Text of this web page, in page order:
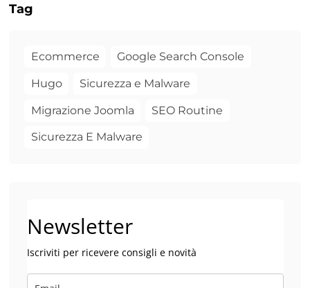
Tag
Ecommerce Google Search Console
Hugo Sicurezza e Malware
Migrazione Joomla SEO Routine
Sicurezza E Malware
Newsletter
Iscriviti per ricevere consigli e novità